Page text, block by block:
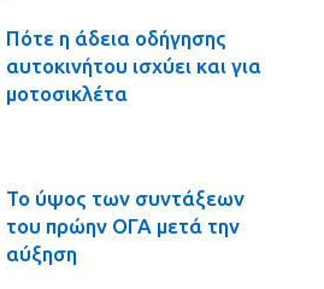
Πότε η άδεια οδήγησης
αυτοκινήτου ισχύει και για
μοτοσικλέτα
Το ύψος των συντάξεων
του πρώην ΟΓΑ μετά την
αύξηση